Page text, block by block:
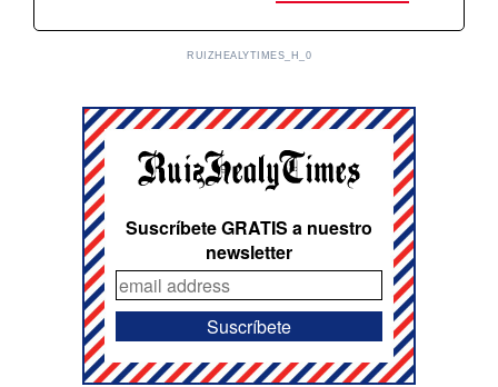
RUIZHEALYTIMES_H_0
Suscríbete GRATIS a nuestro
newsletter